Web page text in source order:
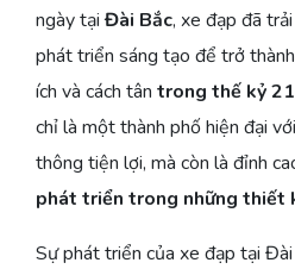
ngày tạiĐài Bắc, xe đạp đã
phát triển sáng tạo để trở
ích và cách tân trong thế kỷ 21
chỉ là một thành phố hiện đại
thông tiện lợi, mà còn là đỉnh
phát triển trong những thiết
Sự phát triển của xe đạp tại